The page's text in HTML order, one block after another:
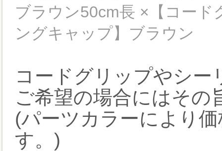
ブラウン50cm長 ×【コー
ングキャップ】ブラウン
コードグリップやシ
ご希望の場合にはその
(パーツカラーにより
す。)